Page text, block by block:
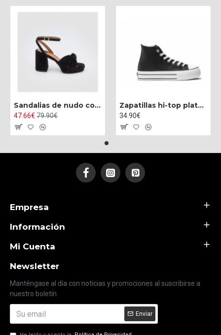
Sandalias de nudo con tacón alto ancho y plataforma
47.66€ 79.90€
Zapatillas hi-top plataforma napa negro
34.90€
Empresa
Información
Mi Cuenta
Newsletter
Manténgase al día con noticias y promociones al suscribirse a
nuestro boletín
Enviar